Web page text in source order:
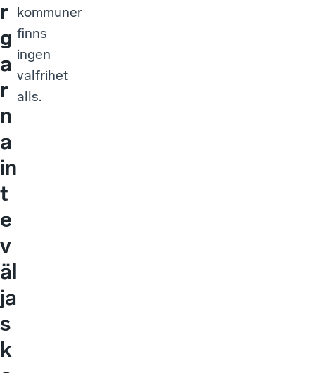
r
g
a
r
n
a
in
t
e
v
äl
ja
s
k
kommuner
finns
ingen
valfrihet
alls.